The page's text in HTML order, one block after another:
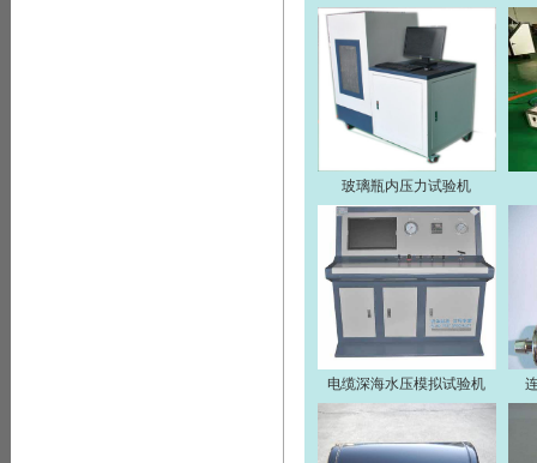
玻璃瓶内压力试验机
电缆深海水压模拟试验机